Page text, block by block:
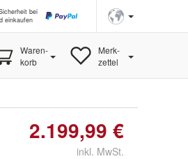
bei
einkaufen
Waren-
korb
Merk-
zettel
2.199,99 €
inkl. MwSt.